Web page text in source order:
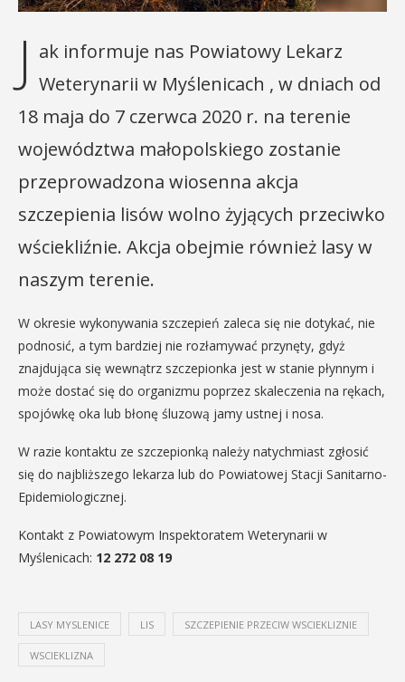
J ak informuje nas Powiatowy Lekarz
Weterynarii w Myślenicach , w dniach od
18 maja do 7 czerwca 2020 r. na terenie
województwa małopolskiego zostanie
przeprowadzona wiosenna akcja
szczepienia lisów wolno żyjących przeciwko
wściekliźnie. Akcja obejmie również lasy w
naszym terenie.
W okresie wykonywania szczepień zaleca się nie dotykać, nie
podnosić, a tym bardziej nie rozłamywać przynęty, gdyż
znajdująca się wewnątrz szczepionka jest w stanie płynnym i
może dostać się do organizmu poprzez skaleczenia na rękach,
spojówkę oka lub błonę śluzową jamy ustnej i nosa.
W razie kontaktu ze szczepionką należy natychmiast zgłosić
się do najbliższego lekarza lub do Powiatowej Stacji Sanitarno-
Epidemiologicznej.
Kontakt z Powiatowym Inspektoratem Weterynarii w
Myślenicach: 12 272 08 19
LASY MYSLENICE LIS SZCZEPIENIE PRZECIW WSCIEKLIZNIE
WSCIEKLIZNA